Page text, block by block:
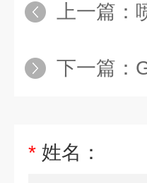
上一篇：
下一篇：
* 姓名：